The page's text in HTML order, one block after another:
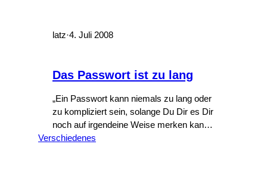
die Zuschauer bekamen einige Hundert…
latz·4. Juli 2008
Das Passwort ist zu lang
„Ein Passwort kann niemals zu lang oder
zu kompliziert sein, solange Du Dir es Dir
noch auf irgendeine Weise merken kann.“
Das hat wohl jeder schon einmal gesagt
Verschiedenes